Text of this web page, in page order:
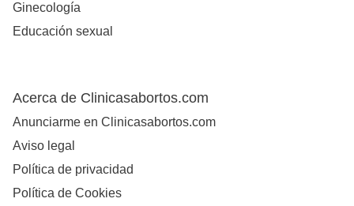
Ginecología
Educación sexual
Acerca de Clinicasabortos.com
Anunciarme en Clinicasabortos.com
Aviso legal
Política de privacidad
Política de Cookies